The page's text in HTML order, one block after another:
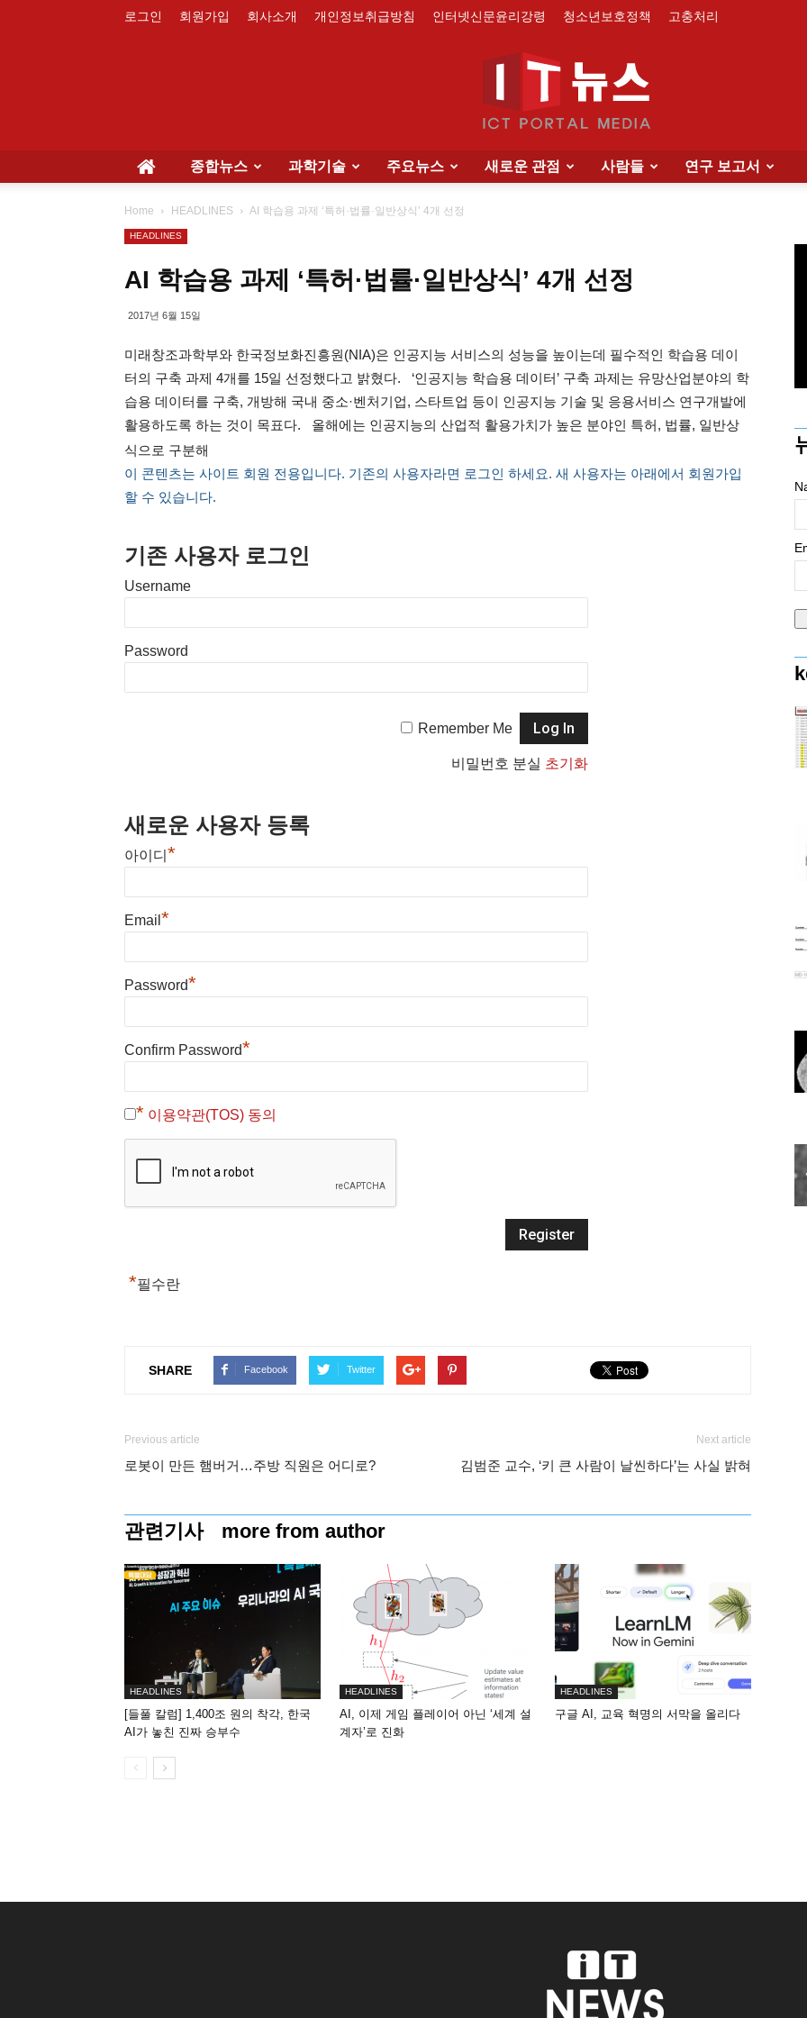
로그인 회원가입 회사소개 개인정보취급방침 인터넷신문윤리강령 청소년보호정책 고충처리
종합뉴스 과학기술 주요뉴스 새로운 관점 사람들 연구 보고서
Home HEADLINES AI 학습용 과제 ‘특허·법률·일반상식’ 4개 선정
HEADLINES
AI 학습용 과제 ‘특허·법률·일반상식’ 4개 선정
2017년 6월 15일
미래창조과학부와 한국정보화진흥원(NIA)은 인공지능 서비스의 성능을 높이는데 필수적인 학습용 데이
터의 구축 과제 4개를 15일 선정했다고 밝혔다. ‘인공지능 학습용 데이터’ 구축 과제는 유망산업분야의 학
습용 데이터를 구축, 개방해 국내 중소·벤처기업, 스타트업 등이 인공지능 기술 및 응용서비스 연구개발에
활용하도록 하는 것이 목표다. 올해에는 인공지능의 산업적 활용가치가 높은 분야인 특허, 법률, 일반상
식으로 구분해
이 콘텐츠는 사이트 회원 전용입니다. 기존의 사용자라면 로그인 하세요. 새 사용자는 아래에서 회원가입
할 수 있습니다.
기존 사용자 로그인
Username
Password
Remember Me
비밀번호 분실 초기화
새로운 사용자 등록
아이디 *
Email *
Password*
Confirm Password*
* 이용약관(TOS) 동의
*필수란
SHARE Facebook Twitter
Previous article
로봇이 만든 햄버거…주방 직원은 어디로?
Next article
김범준 교수, ‘키 큰 사람이 날씬하다’는 사실 밝혀
관련기사 more from author
HEADLINES
[들풀 칼럼] 1,400조 원의 착각, 한국
AI가 놓친 진짜 승부수
HEADLINES
AI, 이제 게임 플레이어 아닌 ‘세계 설
계자’로 진화
HEADLINES
구글 AI, 교육 혁명의 서막을 올리다